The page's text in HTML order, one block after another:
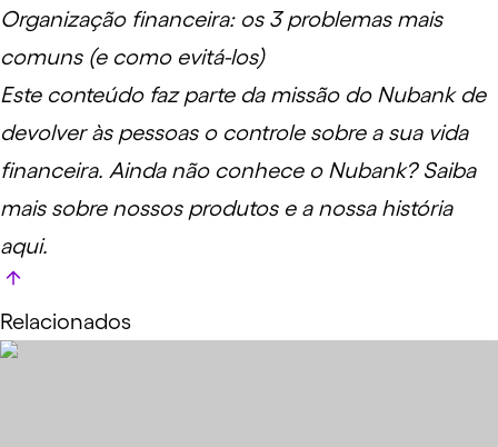
Organização financeira: os 3 problemas mais
comuns (e como evitá-los)
Este conteúdo faz parte da missão do Nubank de
devolver às pessoas o controle sobre a sua vida
financeira. Ainda não conhece o Nubank? Saiba
mais sobre nossos produtos e a nossa história
aqui.
Relacionados